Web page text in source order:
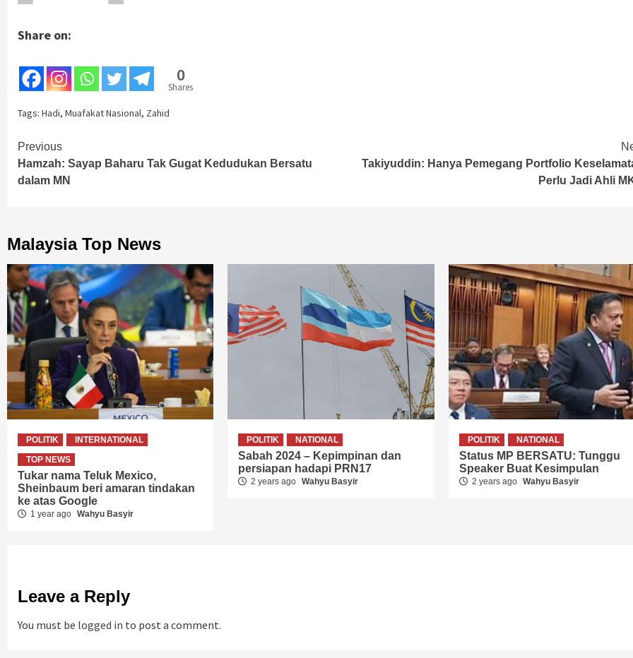
Share on:
0
Shares
Tags: Hadi, Muafakat Nasional, Zahid
Continue
Reading
Previous
Hamzah: Sayap Baharu Tak Gugat Kedudukan Bersatu
dalam MN
Takiyuddin: Hanya Pemegang Portfolio
Perlu Jadi Ahli
Malaysia Top News
POLITIK
INTERNATIONAL
TOP NEWS
Tukar nama Teluk Mexico,
Sheinbaum beri amaran tindakan
ke atas Google
1 year ago Wahyu Basyir
POLITIK NATIONAL
Sabah 2024 – Kepimpinan dan
persiapan hadapi PRN17
2 years ago Wahyu Basyir
POLITIK NATIONAL
Status MP BERSATU: Tunggu
Speaker Buat Kesimpulan
2 years ago Wahyu Basyir
Leave a Reply
You must be logged in to post a comment.